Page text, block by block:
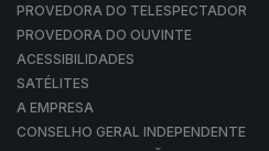
PROVEDORA DO TELESPECTADOR
PROVEDORA DO OUVINTE
ACESSIBILIDADES
SATÉLITES
A EMPRESA
CONSELHO GERAL INDEPENDENTE